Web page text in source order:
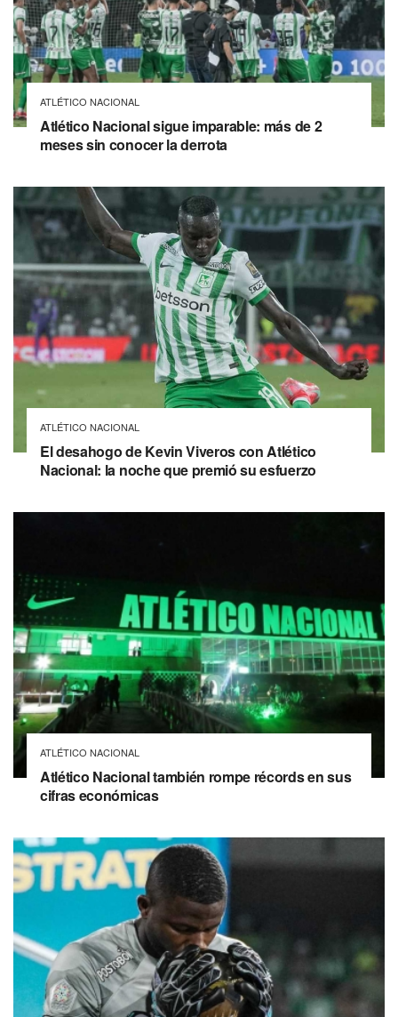
ATLÉTICO NACIONAL
Atlético Nacional sigue imparable: más de 2
meses sin conocer la derrota
ATLÉTICO NACIONAL
El desahogo de Kevin Viveros con Atlético
Nacional: la noche que premió su esfuerzo
ATLÉTICO NACIONAL
Atlético Nacional también rompe récords en sus
cifras económicas